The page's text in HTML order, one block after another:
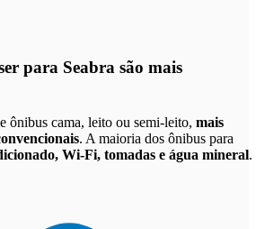
para Seabra são mais
ônibus cama, leito ou semi-leito, mais
. A maioria dos ônibus para
Wi-Fi, tomadas e água mineral.